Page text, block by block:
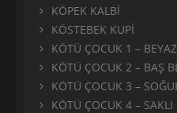
KÖPEK KALBİ
KÖSTEBEK KUPİ
KÖTÜ ÇOCUK 1 –
KÖTÜ ÇOCUK 2 – BAŞ
KÖTÜ ÇOCUK 3 –
KÖTÜ ÇOCUK 4 – SAKLI